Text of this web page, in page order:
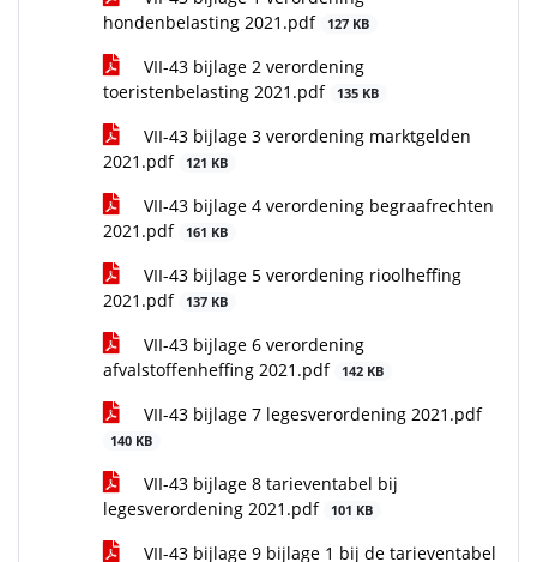
hondenbelasting 2021.pdf
127 KB
VII-43 bijlage 2 verordening
toeristenbelasting 2021.pdf
135 KB
VII-43 bijlage 3 verordening marktgelden
2021.pdf
121 KB
VII-43 bijlage 4 verordening begraafrechten
2021.pdf
161 KB
VII-43 bijlage 5 verordening rioolheffing
2021.pdf
137 KB
VII-43 bijlage 6 verordening
afvalstoffenheffing 2021.pdf
142 KB
VII-43 bijlage 7 legesverordening 2021.pdf
140 KB
VII-43 bijlage 8 tarieventabel bij
legesverordening 2021.pdf
101 KB
VII-43 bijlage 9 bijlage 1 bij de tarieventabel